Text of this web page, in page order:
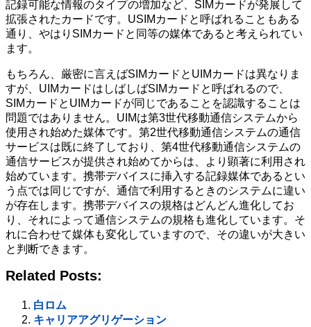
記録可能な情報のタイプの増加など、SIMカードが発展して
拡張されたカードです。USIMカードと呼ばれることもある
通り、やはりSIMカードと同等の媒体であると考えられてい
ます。
もちろん、厳密に言えばSIMカードとUIMカードは異なりま
すが、UIMカードはしばしばSIMカードと呼ばれるので、
SIMカードとUIMカードが同じであることを認識することは
問題ではありません。UIMは第3世代移動通信システムから
使用され始めた媒体です。第2世代移動通信システムの通信
サービスは既に終了しており、第4世代移動通信システムの
通信サービスが提供され始めてからは、より顕著に利用され
始めています。携帯デバイスに挿入する記録媒体であるとい
う点では同じですが、通信で利用するときのシステムに違い
が存在します。携帯デバイスの規格はどんどん進化してお
り、それによって通信システムの規格も進化しています。そ
れに合わせて媒体も変化していますので、その違いが大きい
と判断できます。
Related Posts:
白ロム
キャリアアグリゲーション